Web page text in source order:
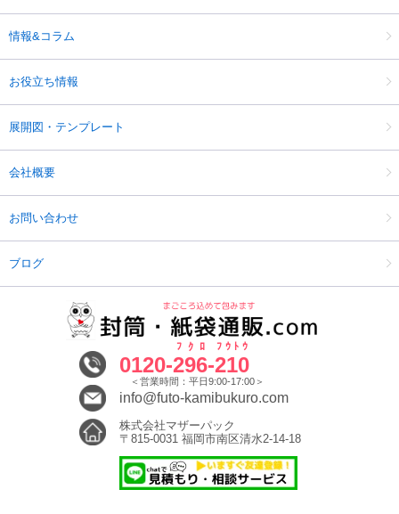
情報&コラム
お役立ち情報
展開図・テンプレート
会社概要
お問い合わせ
ブログ
0120-296
ﾌｸﾛ
-210
ﾌｳﾄｳ
＜営業時間：平日9:00-17:00＞
info@futo-kamibukuro.com
株式会社マザーパック
〒815-0031 福岡市南区清水2-14-18